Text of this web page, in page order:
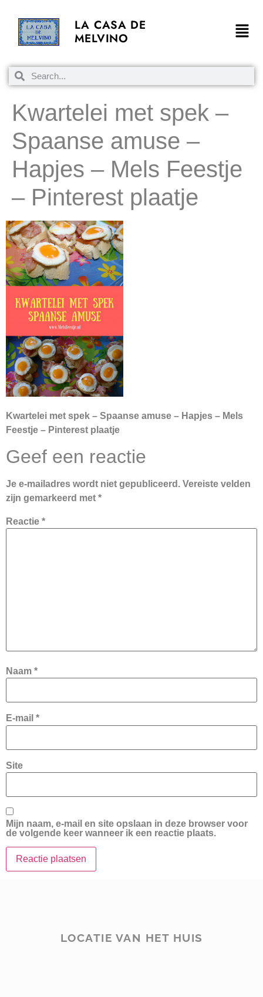
LA CASA DE
MELVINO
Kwartelei met spek –
Spaanse amuse –
Hapjes – Mels Feestje
– Pinterest plaatje
Kwartelei met spek – Spaanse amuse – Hapjes – Mels
Feestje – Pinterest plaatje
Geef een reactie
Je e-mailadres wordt niet gepubliceerd. Vereiste velden
zijn gemarkeerd met *
Reactie *
Naam *
E-mail *
Site
Mijn naam, e-mail en site opslaan in deze browser voor
de volgende keer wanneer ik een reactie plaats.
LOCATIE VAN HET HUIS